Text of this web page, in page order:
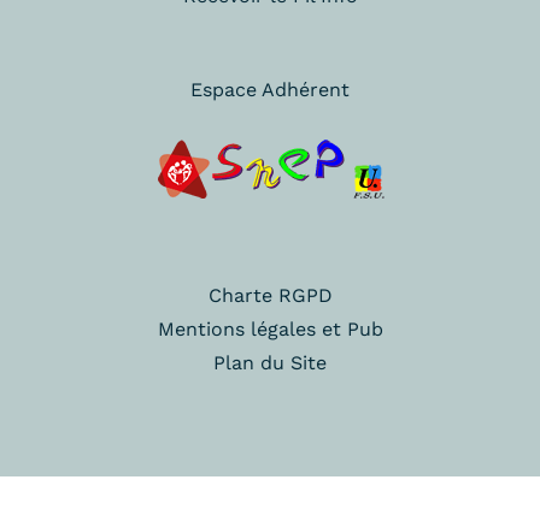
Espace Adhérent
Charte RGPD
Mentions légales et Pub
Plan du Site